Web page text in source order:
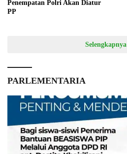
Penempatan Polri Akan Diatur
PP
Selengkapnya
PARLEMENTARIA